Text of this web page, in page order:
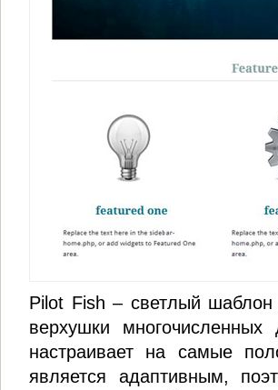
Pilot Fish – светлый
верхушки
настраивает на самые
является адаптивным,